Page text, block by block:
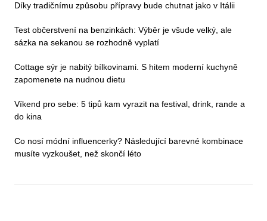
Díky tradičnímu způsobu přípravy bude chutnat jako v Itálii
Test občerstvení na benzinkách: Výběr je všude velký, ale
sázka na sekanou se rozhodně vyplatí
Cottage sýr je nabitý bílkovinami. S hitem moderní kuchyně
zapomenete na nudnou dietu
Víkend pro sebe: 5 tipů kam vyrazit na festival, drink, rande a
do kina
Co nosí módní influencerky? Následující barevné kombinace
musíte vyzkoušet, než skončí léto